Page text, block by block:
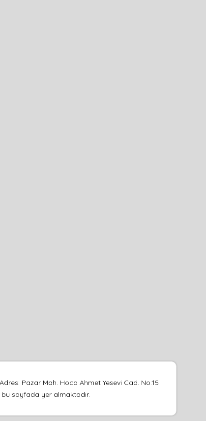
Pazar Mah. Hoca Ahmet Yesevi Cad. No:15
bu sayfada yer almaktadır.